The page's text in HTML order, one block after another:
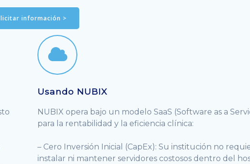
información >
Usando NUBIX
NUBIX opera bajo un modelo SaaS (Software as a
para la rentabilidad y la eficiencia clínica:
– Cero Inversión Inicial (CapEx): Su institución no
instalar ni mantener servidores costosos dentro del